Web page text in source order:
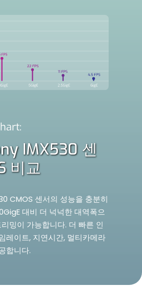
IMX530 센
비교
CMOS 센서의 성능을 충분히
대비 더 넉넉한 대역폭으
밍이 가능합니다. 더 빠른 인
레이트, 지연시간, 멀티카메라
합니다.